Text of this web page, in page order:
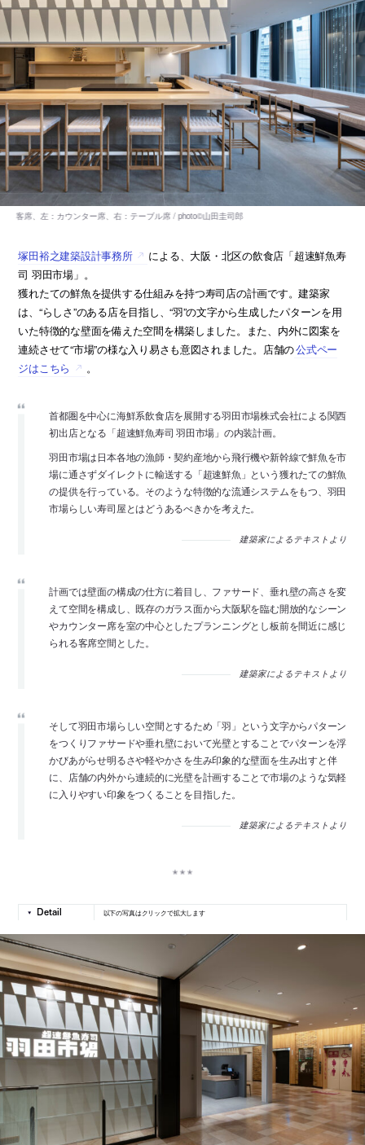
塚田裕之建築設計事務所
による、大阪・北区の飲食店「超速鮮魚寿
司 羽田市場」。
獲れたての鮮魚を提供する仕組みを持つ寿司店の計画です。建築家
は、“らしさ”のある店を目指し、“羽”の文字から生成したパターンを用
いた特徴的な壁面を備えた空間を構築しました。また、内外に図案を
連続させて“市場”の様な入り易さも意図されました。店舗の公式ペー
ジはこちら
。
首都圏を中心に海鮮系飲食店を展開する羽田市場株式会社による関西
初出店となる「超速鮮魚寿司 羽田市場」の内装計画。
羽田市場は日本各地の漁師・契約産地から飛行機や新幹線で鮮魚を市
場に通さずダイレクトに輸送する「超速鮮魚」という獲れたての鮮魚
の提供を行っている。そのような特徴的な流通システムをもつ、羽田
市場らしい寿司屋とはどうあるべきかを考えた。
建築家によるテキストより
計画では壁面の構成の仕方に着目し、ファサード、垂れ壁の高さを変
えて空間を構成し、既存のガラス面から大阪駅を臨む開放的なシーン
やカウンター席を室の中心としたプランニングとし板前を間近に感じ
られる客席空間とした。
建築家によるテキストより
そして羽田市場らしい空間とするため「羽」という文字からパターン
をつくりファサードや垂れ壁において光壁とすることでパターンを浮
かびあがらせ明るさや軽やかさを生み印象的な壁面を生み出すと伴
に、店舗の内外から連続的に光壁を計画することで市場のような気軽
に入りやすい印象をつくることを目指した。
建築家によるテキストより
以下の写真はクリックで拡大します